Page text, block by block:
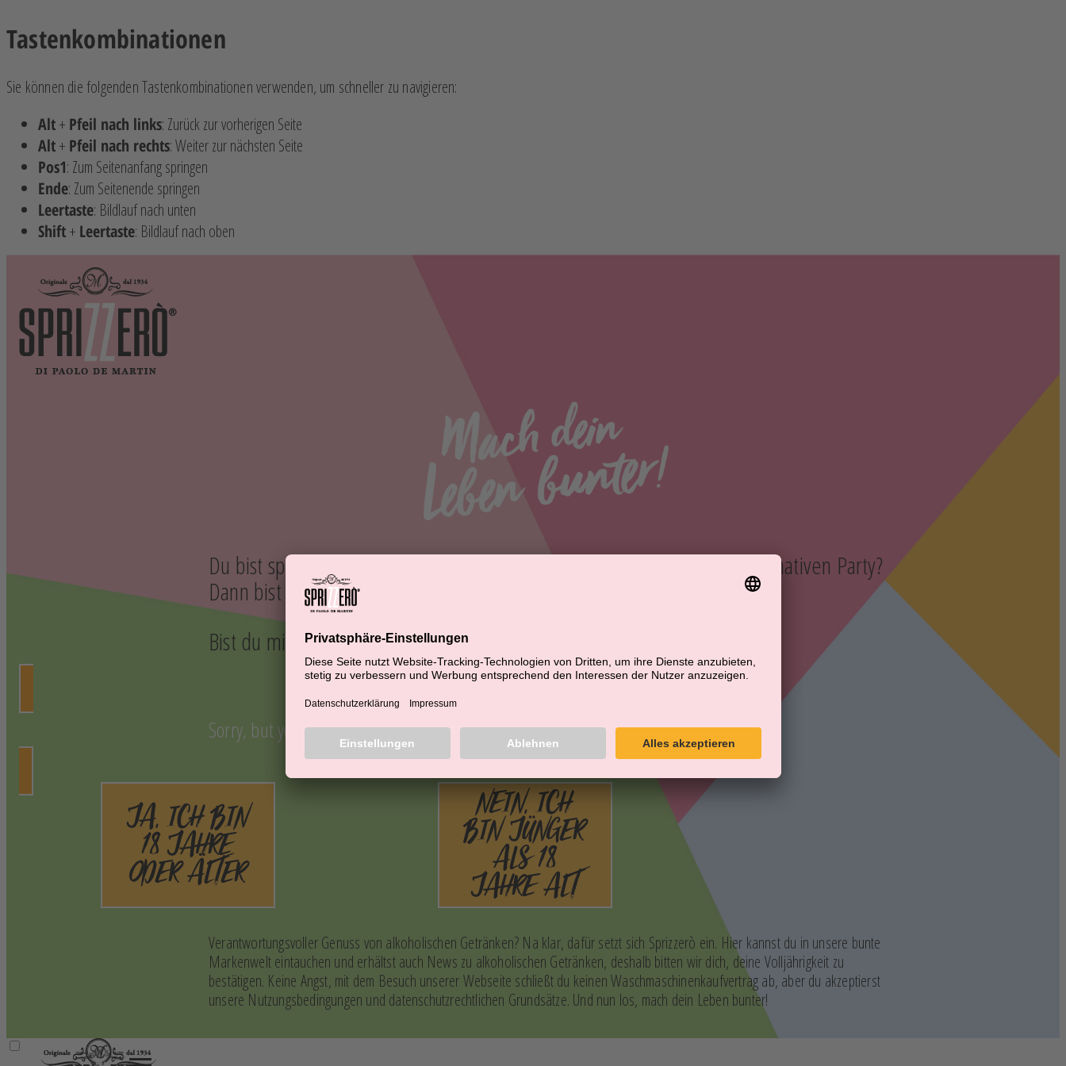
Tastenkombinationen
Sie können die folgenden Tastenkombinationen verwenden, um schneller zu navigieren:
Alt+ Pfeil nach links: Zurück zur vorherigen Seite
Alt+ Pfeil nach rechts: Weiter zur nächsten Seite
Pos1: Zum Seitenanfang springen
Ende: Zum Seitenende springen
Leertaste: Bildlauf nach unten
Shift+ Leertaste: Bildlauf nach oben
Du bist spontan, abenteuerlustig und immer auf der Suche nach der ultimativen Party?
Dann bist du hier richtig. Nur eins müssen wir noch von dir wissen:
Bist du mindestens 18 Jahre alt?
Sorry, but you are still not allowed in...
JA, ICH BIN
18 JAHRE
ODER ÄLTER
NEIN, ICH
BIN JÜNGER
ALS 18
JAHRE ALT
Verantwortungsvoller Genuss von alkoholischen Getränken? Na klar, dafür setzt sich Sprizzerò ein. Hier kannst du in unsere bunte
Markenwelt eintauchen und erhältst auch News zu alkoholischen Getränken, deshalb bitten wir dich, deine Volljährigkeit zu
bestätigen. Keine Angst, mit dem Besuch unserer Webseite schließt du keinen Waschmaschinenkaufvertrag ab, aber du akzeptierst
unsere Nutzungsbedingungen und datenschutzrechtlichen Grundsätze. Und nun los, mach dein Leben bunter!